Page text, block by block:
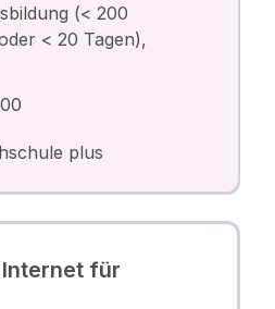
(< 200
< 20 Tagen),
plus
für